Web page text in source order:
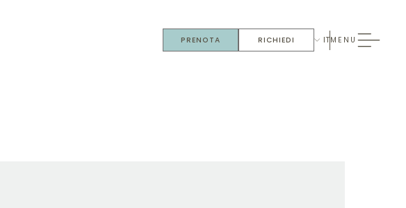
PRENOTA RICHIEDI ITMENU